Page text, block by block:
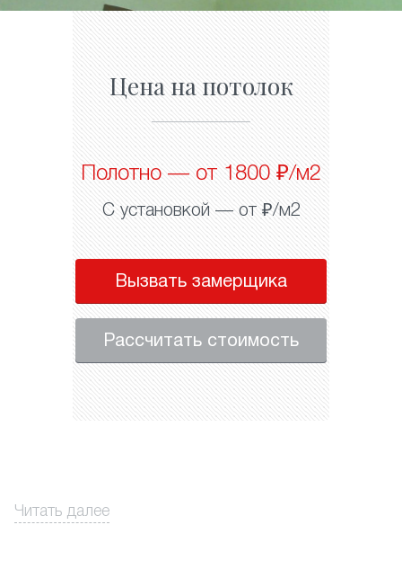
Цена на потолок
Полотно — от 1800 ₽/м2
С установкой — от ₽/м2
Вызвать замерщика
Рассчитать стоимость
Читать далее